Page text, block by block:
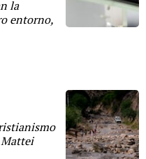
la
entorno,
Mattei